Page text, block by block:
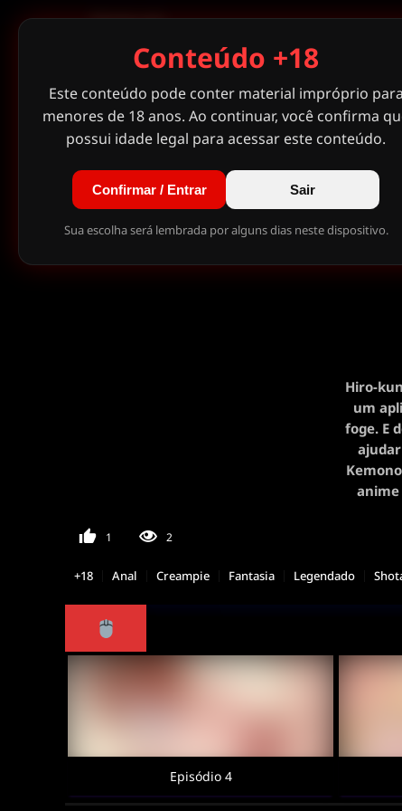
Hiro-
um
foge. E
anime
1 2
+18 Anal Creampie Fantasia Legendado
Episódio 4
Conteúdo +18
Este conteúdo pode conter material impróprio para
menores de 18 anos. Ao continuar, você confirma
possui idade legal para acessar este conteúdo.
Confirmar / Entrar Sair
Sua escolha será lembrada por alguns dias neste dispositivo.